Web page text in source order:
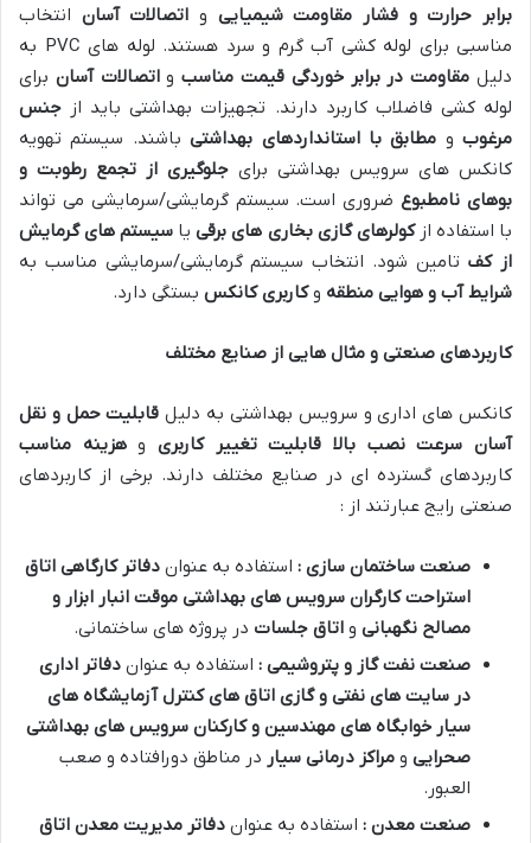
برابر حرارت و فشار مقاومت شیمیایی و اتصالات آسان انتخاب
مناسبی برای لوله کشی آب گرم و سرد هستند. لوله های PVC به
دلیل مقاومت در برابر خوردگی قیمت مناسبواتصالات آسان برای
لوله کشی فاضلاب کاربرد دارند. تجهیزات بهداشتی باید از جنس
مرغوب و مطابق با استانداردهای بهداشتیباشند. سیستم تهویه
کانکس های سرویس بهداشتی برای جلوگیری از تجمع رطوبت و
بوهای نامطبوعضروری است. سیستم گرمایشی/سرمایشی می تواند
با استفاده ازکولرهای گازی بخاری های برقییا سیستم های گرمایش
از کف تامین شود. انتخاب سیستم گرمایشی/سرمایشی مناسب به
شرایط آب و هوایی منطقه وکاربری کانکس بستگی دارد.
کاربردهای صنعتی و مثال هایی از صنایع مختلف
کانکس های اداری و سرویس بهداشتی به دلیل قابلیت حمل و نقل
آسان سرعت نصب بالا قابلیت تغییر کاربریوهزینه مناسب
کاربردهای گسترده ای در صنایع مختلف دارند. برخی از کاربردهای
صنعتی رایج عبارتند از :
صنعت ساختمان سازی : استفاده به عنوان دفاتر کارگاهی اتاق
استراحت کارگران سرویس های بهداشتی موقت انبار ابزار و
مصالح نگهبانی و اتاق جلسات در پروژه های ساختمانی.
صنعت نفت گاز و پتروشیمی : استفاده به عنوان دفاتر اداری
در سایت های نفتی و گازی اتاق های کنترل آزمایشگاه های
سیار خوابگاه های مهندسین و کارکنان سرویس های بهداشتی
صحرایی و مراکز درمانی سیار در مناطق دورافتاده و صعب
العبور.
صنعت معدن : استفاده به عنوان دفاتر مدیریت معدن اتاق